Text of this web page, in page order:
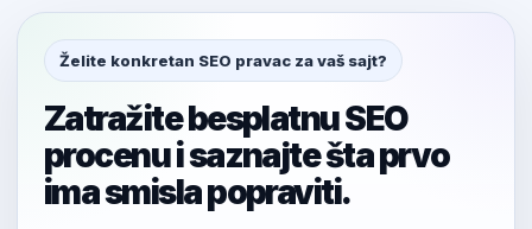
Želite konkretan SEO pravac za vaš sajt?
Zatražite besplatnu SEO
procenu i saznajte šta prvo
ima smisla popraviti.